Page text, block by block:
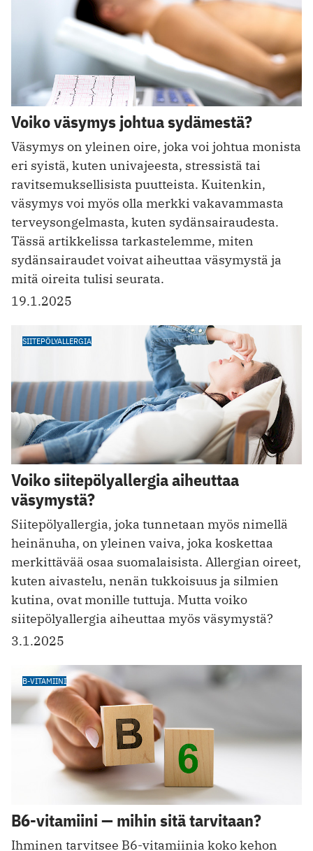
Voiko väsymys johtua sydämestä?
Väsymys on yleinen oire, joka voi johtua monista
eri syistä, kuten univajeesta, stressistä tai
ravitsemuksellisista puutteista. Kuitenkin,
väsymys voi myös olla merkki vakavammasta
terveysongelmasta, kuten sydänsairaudesta.
Tässä artikkelissa tarkastelemme, miten
sydänsairaudet voivat aiheuttaa väsymystä ja
mitä oireita tulisi seurata.
19.1.2025
SIITEPÖLYALLERGIA
Voiko siitepölyallergia aiheuttaa
väsymystä?
Siitepölyallergia, joka tunnetaan myös nimellä
heinänuha, on yleinen vaiva, joka koskettaa
merkittävää osaa suomalaisista. Allergian oireet,
kuten aivastelu, nenän tukkoisuus ja silmien
kutina, ovat monille tuttuja. Mutta voiko
siitepölyallergia aiheuttaa myös väsymystä?
3.1.2025
B-VITAMIINI
B6-vitamiini — mihin sitä tarvitaan?
Ihminen tarvitsee B6-vitamiinia koko kehon